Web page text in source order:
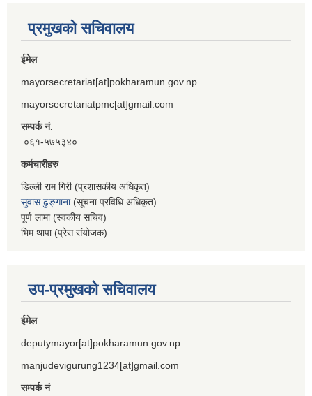
प्रमुखको सचिवालय
ईमेल
mayorsecretariat[at]pokharamun.gov.np
mayorsecretariatpmc[at]gmail.com
सम्पर्क नं.
०६१-५७५३४०
कर्मचारीहरु
डिल्ली राम गिरी (प्रशासकीय अधिकृत)
सुवास ढुङ्गाना(सूचना प्रविधि अधिकृत)
पूर्ण लामा (स्वकीय सचिव)
भिम थापा (प्रेस संयोजक)
उप-प्रमुखको सचिवालय
ईमेल
deputymayor[at]pokharamun.gov.np
manjudevigurung1234[at]gmail.com
सम्पर्क नं